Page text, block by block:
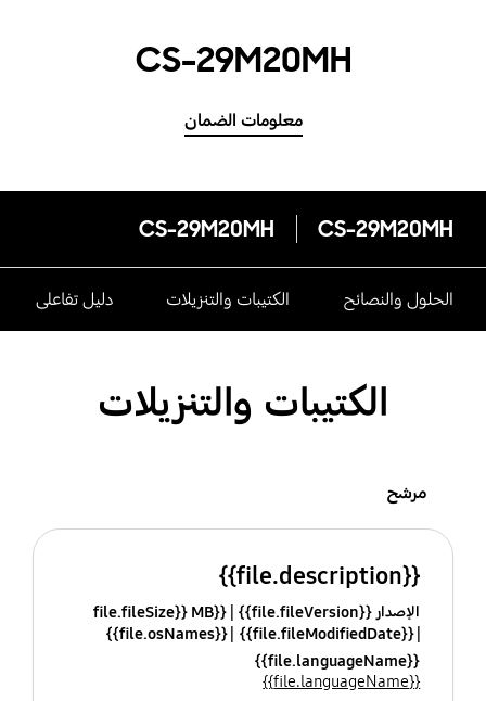
CS-29M20MH
معلومات الضمان
CS-29M20MH
CS-29M20MH
الحلول والنصائح الكتيبات والتنزيلات دليل تفاعلى
الكتيبات والتنزيلات
مرشح
{{file.description}}
الإصدار {{file.fileVersion}}
{{file.fileSize}} MB
{{file.fileModifiedDate}}
{{file.osNames}}
{{file.languageName}}
{{file.languageName}}